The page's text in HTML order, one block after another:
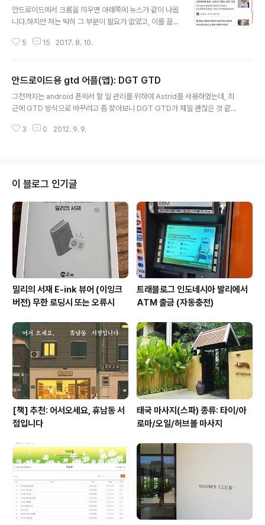
BGM 때문에 그렇다고 합니다. 그럼 어떻게 하는게 좋은
것일까요?제일 좋은 것은 해당 앱이 위의 사항을 수정하는
수도 있습니다. 또 다른 방법은 위의 "앱이 배터리 사용 중"
안드로이드에서 크롬을 띄우면 아래쪽에 뉴스가 같이 나옵
니다.하지만 저는 딱히 그 부분이 필요가 없었고, 이를 끌
끄실려면, 안드로이드 모바일 크롬에서 아래 링크를 클릭
ote-suggestions 해당 기능을 disable 하고 나면 아래
처럼 바뀝니다. 더 이상 원치 않는 뉴스를 안 봐도 됩니다~
5 15 2017. 8. 10.
안드로이드용 gtd 어플(앱): DGT GTD
그전까지는 android 폰에서 할 일 관리를 위하여 Astrid를 사용하였는데, 최
근에 GTD 방식으로 바꾸려고 좀 찾아보니 DGT GTD가 제일 괜찮은 것 같다.
좋다고 생각되는 점은 여러가지가 있을 수 있겠지만 컴사랑에게는 컨텍스트(co
있는 일이 있다. (@computer). GTD는 컨텍스트를 지정할 수 있어서, 예를
들면 내가 마트에 있다고 하면, @ma..
3 0 2012. 9. 9.
이 블로그 인기글
밀리의 서재 E-ink 뷰어 (이잉크
버전) 무한 로딩시 또는 오류시
트래블로그 인도네시아 발리에서
ATM 출금 (자동충전)
[책] 추천: 어서오세요, 휴남동 서
점입니다
태국 마사지(스파) 종류: 타이/아
로마/오일/허브볼 마사지